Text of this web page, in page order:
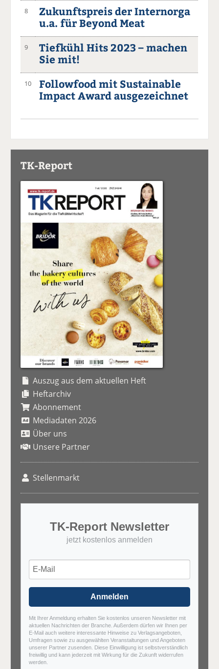
8
Zukunftspreis der Internorga
u.a. für Beyond Meat
9
Tiefkühl Hits 2023 – machen
Sie mit!
10
Followfood mit Sustainable
Impact Award ausgezeichnet
TK-Report
Auszug aus dem aktuellen Heft
Heftarchiv
Abonnement
Mediadaten 2026
Über uns
Unsere Partner
Stellenmarkt
TK-Report Newsletter
jetzt kostenlos anmelden
Anmelden
Mit Ihrer Anmeldung erhalten Sie kostenlos unseren Newsletter mit
aktuellen Nachrichten der Branche. Außerdem dürfen wir Ihnen per
E-Mail auch weitere interessante Hinweise zu Verlagsangeboten,
Umfragen sowie zu ausgewählten Veranstaltungen und Angeboten
unserer Partner zusenden. Diese Einwilligung ist selbstverständlich
freiwillig und kann jederzeit mit Wirkung für die Zukunft widerrufen
werden.